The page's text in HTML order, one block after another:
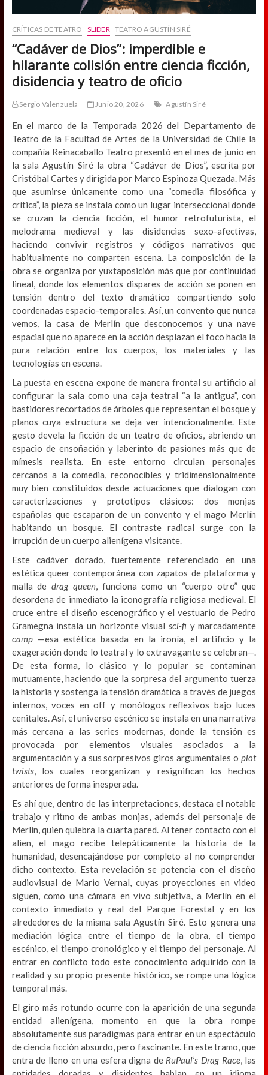
CRÍTICAS DE TEATRO SLIDER TEATRO AGUSTÍN SIRÉ
“Cadáver de Dios”: imperdible e
hilarante colisión entre ciencia ficción,
disidencia y teatro de oficio
Sergio Valenzuela Junio 20, 2026 Agustín Siré
En el marco de la Temporada 2026 del Departamento de
Teatro de la Facultad de Artes de la Universidad de Chile la
compañía Reinacaballo Teatro presentó en el mes de junio en
la sala Agustín Siré la obra “Cadáver de Dios”, escrita por
Cristóbal Cartes y dirigida por Marco Espinoza Quezada. Más
que asumirse únicamente como una “comedia filosófica y
crítica”, la pieza se instala como un lugar interseccional donde
se cruzan la ciencia ficción, el humor retrofuturista, el
melodrama medieval y las disidencias sexo-afectivas,
haciendo convivir registros y códigos narrativos que
habitualmente no comparten escena. La composición de la
obra se organiza por yuxtaposición más que por continuidad
lineal, donde los elementos dispares de acción se ponen en
tensión dentro del texto dramático compartiendo solo
coordenadas espacio-temporales. Así, un convento que nunca
vemos, la casa de Merlín que desconocemos y una nave
espacial que no aparece en la acción desplazan el foco hacia la
pura relación entre los cuerpos, los materiales y las
tecnologías en escena.
La puesta en escena expone de manera frontal su artificio al
configurar la sala como una caja teatral “a la antigua”, con
bastidores recortados de árboles que representan el bosque y
planos cuya estructura se deja ver intencionalmente. Este
gesto devela la ficción de un teatro de oficios, abriendo un
espacio de ensoñación y laberinto de pasiones más que de
mímesis realista. En este entorno circulan personajes
cercanos a la comedia, reconocibles y tridimensionalmente
muy bien constituidos desde actuaciones que dialogan con
caracterizaciones y prototipos clásicos: dos monjas
españolas que escaparon de un convento y el mago Merlín
habitando un bosque. El contraste radical surge con la
irrupción de un cuerpo alienígena visitante.
Este cadáver dorado, fuertemente referenciado en una
estética queer contemporánea con zapatos de plataforma y
malla dedrag queen, funciona como un “cuerpo otro” que
desordena de inmediato la iconografía religiosa medieval. El
cruce entre el diseño escenográfico y el vestuario de Pedro
Gramegna instala un horizonte visual sci-fi y marcadamente
camp—esa estética basada en la ironía, el artificio y la
exageración donde lo teatral y lo extravagante se celebran—.
De esta forma, lo clásico y lo popular se contaminan
mutuamente, haciendo que la sorpresa del argumento tuerza
la historia y sostenga la tensión dramática a través de juegos
internos, voces en off y monólogos reflexivos bajo luces
cenitales. Así, el universo escénico se instala en una narrativa
más cercana a las series modernas, donde la tensión es
provocada por elementos visuales asociados a la
argumentación y a sus sorpresivos giros argumentales oplot
twists, los cuales reorganizan y resignifican los hechos
anteriores de forma inesperada.
Es ahí que, dentro de las interpretaciones, destaca el notable
trabajo y ritmo de ambas monjas, además del personaje de
Merlín, quien quiebra la cuarta pared. Al tener contacto con el
alien, el mago recibe telepáticamente la historia de la
humanidad, desencajándose por completo al no comprender
dicho contexto. Esta revelación se potencia con el diseño
audiovisual de Mario Vernal, cuyas proyecciones en video
siguen, como una cámara en vivo subjetiva, a Merlín en el
contexto inmediato y real del Parque Forestal y en los
alrededores de la misma sala Agustín Siré. Esto genera una
mediación lógica entre el tiempo de la obra, el tiempo
escénico, el tiempo cronológico y el tiempo del personaje. Al
entrar en conflicto todo este conocimiento adquirido con la
realidad y su propio presente histórico, se rompe una lógica
temporal más.
El giro más rotundo ocurre con la aparición de una segunda
entidad alienígena, momento en que la obra rompe
absolutamente sus paradigmas para entrar en un espectáculo
de ciencia ficción absurdo, pero fascinante. En este tramo, que
entra de lleno en una esfera digna de RuPaul’s Drag Race, las